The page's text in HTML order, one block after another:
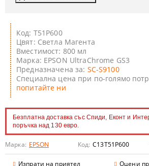
Код: T51P600
Цвят: Светла Магента
Вместимост: 800 мл
Марка: EPSON UltraChrome GS3
Предназначена за: SC-S9100
Специална цена при по-голямо
попитайте ни
Безплатна доставка със Спиди, Еконт и
поръчка над 130 евро.
Марка: EPSON Код: C13T51P600
Изпрати на приятел Оцени